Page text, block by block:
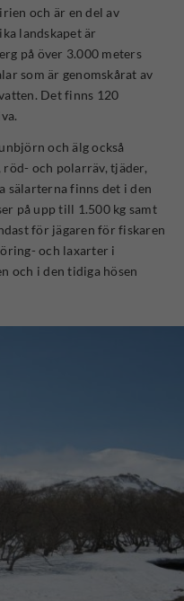
och är en del av
landskapet är
på över 3.000 meters
som är genomskårat av
Det finns 120
och älg också
röd- och polarräv, tjäder,
sälarterna finns det i den
på upp till 1.500 kg samt
för jägaren för fiskaren
och laxarter i
och i den tidiga hösen